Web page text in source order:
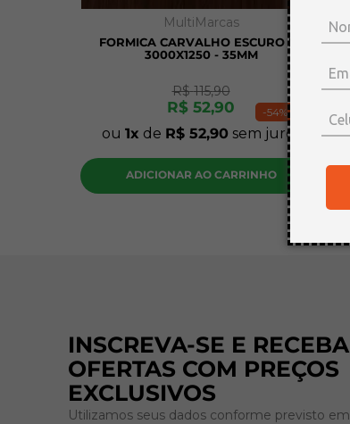
-54%
MultiMarcas
FORMICA CARVALHO ESCURO FC
3000X1250 - 35MM
R$ 115,90
R$ 52,90
ou 1 de R$ 52,90 sem juros
ADICIONAR AO CARRINHO
INSCREVA-SE E RECEBA
OFERTAS COM PREÇOS
EXCLUSIVOS
Utilizamos seus dados conforme previsto em